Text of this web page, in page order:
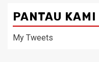
PANTAU
My Tweets